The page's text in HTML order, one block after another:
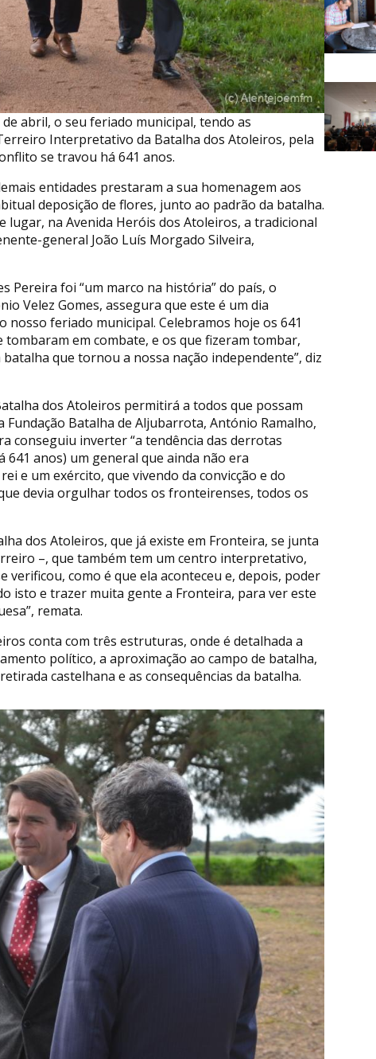
abril, o seu feriado municipal, tendo as
Interpretativo da Batalha dos Atoleiros, pela
se travou há 641 anos.
entidades prestaram a sua homenagem aos
deposição de flores, junto ao padrão da batalha.
na Avenida Heróis dos Atoleiros, a tradicional
general João Luís Morgado Silveira,
Pereira foi “um marco na história” do país, o
Velez Gomes, assegura que este é um dia
nosso feriado municipal. Celebramos hoje os 641
em combate, e os que fizeram tombar,
que tornou a nossa nação independente”, diz
dos Atoleiros permitirá a todos que possam
Batalha de Aljubarrota, António Ramalho,
conseguiu inverter “a tendência das derrotas
anos) um general que ainda não era
e um exército, que vivendo da convicção e do
devia orgulhar todos os fronteirenses, todos os
dos Atoleiros, que já existe em Fronteira, se junta
–, que também tem um centro interpretativo,
como é que ela aconteceu e, depois, poder
isto e trazer muita gente a Fronteira, para ver este
remata.
conta com três estruturas, onde é detalhada a
político, a aproximação ao campo de batalha,
castelhana e as consequências da batalha.